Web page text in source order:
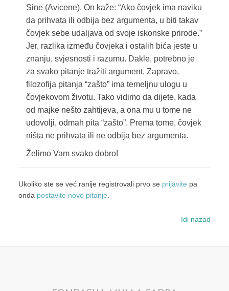
Sine (Avicene). On kaže: “Ako čovjek ima naviku
da prihvata ili odbija bez argumenta, u biti takav
čovjek sebe udaljava od svoje iskonske prirode.”
Jer, razlika između čovjeka i ostalih bića jeste u
znanju, svjesnosti i razumu. Dakle, potrebno je
za svako pitanje tražiti argument. Zapravo,
filozofija pitanja “zašto” ima temeljnu ulogu u
čovjekovom životu. Tako vidimo da dijete, kada
od majke nešto zahtijeva, a ona mu u tome ne
udovolji, odmah pita “zašto”. Prema tome, čovjek
ništa ne prihvata ili ne odbija bez argumenta.
Želimo Vam svako dobro!
Ukoliko ste se već ranije registrovali prvo se prijavite pa
onda postavite novo pitanje.
Idi nazad